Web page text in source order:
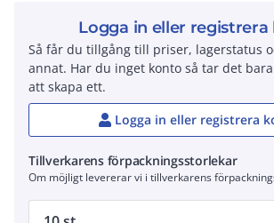
Logga in eller
Så får du tillgång till priser, lagerstatus
annat. Har du inget konto så tar det
att skapa ett.
Logga in eller registrera
Tillverkarens förpackningsstorlekar
Om möjligt levererar vi i tillverkarens